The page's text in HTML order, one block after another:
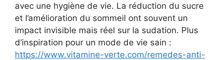
avec une hygiène de vie. La réduction du sucre
et l’amélioration du sommeil ont souvent un
impact invisible mais réel sur la sudation. Plus
d’inspiration pour un mode de vie sain :
https://www.vitamine-verte.com/remedes-anti-